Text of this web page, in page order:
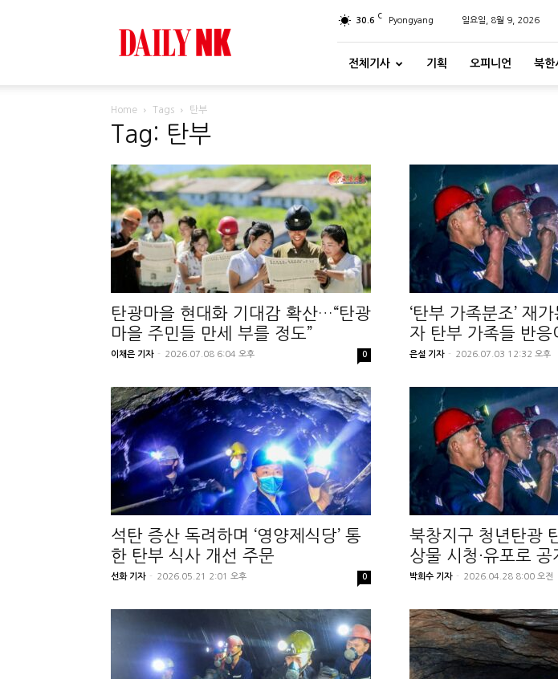
30.6 C Pyongyang 일요일, 8월 9, 2026
전체기사 기획 오피니언 북한
Home Tags 탄부
Tag: 탄부
탄광마을 현대화 기대감 확산…“탄광
마을 주민들 만세 부를 정도”
이채은 기자 - 2026.07.08 6:04 오후 0
‘탄부 가족분조’ 재
자 탄부 가족들 반
은설 기자 - 2026.07.03 12:32 오후
석탄 증산 독려하며 ‘영양제식당’ 통
한 탄부 식사 개선 주문
선화 기자 - 2026.05.21 2:01 오후 0
북창지구 청년탄광
상물 시청·유포로 공
박희수 기자 - 2026.04.28 8:00 오전